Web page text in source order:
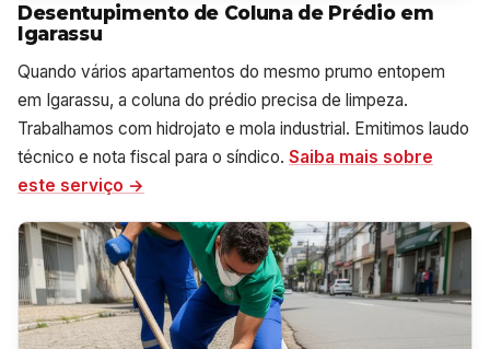
Desentupimento de Coluna de Prédio em
Igarassu
Quando vários apartamentos do mesmo prumo entopem
em Igarassu, a coluna do prédio precisa de limpeza.
Trabalhamos com hidrojato e mola industrial. Emitimos laudo
técnico e nota fiscal para o síndico. Saiba mais sobre
este serviço →